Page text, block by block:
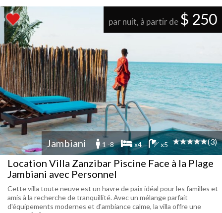
par nuit, à partir de $ 250
Jambiani 1 -8 x4 x5 (3)
Location Villa Zanzibar Piscine Face à la Plage
Jambiani avec Personnel
Cette villa toute neuve est un havre de paix idéal pour les familles et
amis à la recherche de tranquillité. Avec un mélange parfait
d'équipements modernes et d'ambiance calme, la villa offre une